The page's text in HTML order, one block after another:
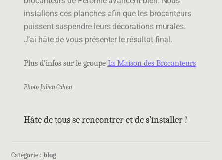
installons ces planches afin que les brocanteurs
puissent suspendre leurs décorations murales.
J’ai hâte de vous présenter le résultat final.
Plus d’infos sur le groupe La Maison des Brocanteurs
Photo Julien Cohen
Hâte de tous se rencontrer et de s’installer !
Catégorie : blog